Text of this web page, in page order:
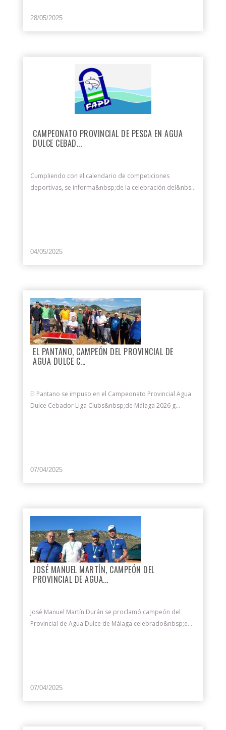
28/05/2025
CAMPEONATO PROVINCIAL DE PESCA EN AGUA
DULCE CEBAD...
Cumpliendo con el calendario de competiciones
deportivas, se informa&nbsp;de la celebración del&nbs...
04/05/2025
EL PANTANO, CAMPEÓN DEL PROVINCIAL DE
AGUA DULCE C...
El Pantano se impuso en el Campeonato Provincial Agua
Dulce Cebador Liga Clubs&nbsp;de Málaga 2026 g...
07/04/2025
JOSÉ MANUEL MARTÍN, CAMPEÓN DEL
PROVINCIAL DE AGUA...
José Manuel Martín Durán se proclamó campeón del
Provincial de Agua Dulce de Málaga celebrado&nbsp;e...
07/04/2025